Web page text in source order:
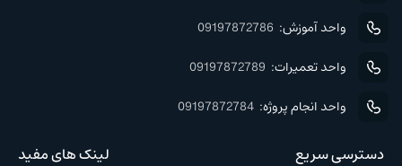
واحد آموزش: 09197872786
واحد تعمیرات: 09197872789
واحد انجام پروژه: 09197872784
دسترسی سریع لینک های مفید